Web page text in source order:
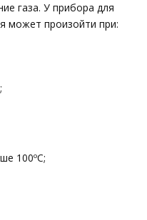
газа. У прибора для
может произойти при:
100ºС;